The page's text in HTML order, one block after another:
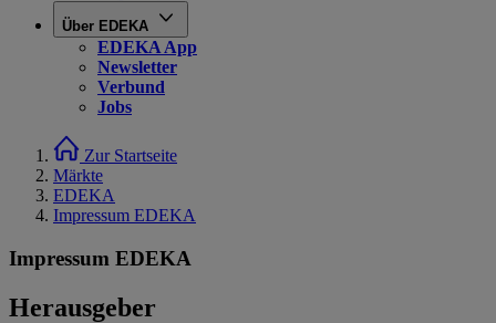
Über EDEKA
EDEKA App
Newsletter
Verbund
Jobs
Zur Startseite
Märkte
EDEKA
Impressum EDEKA
Impressum EDEKA
Herausgeber